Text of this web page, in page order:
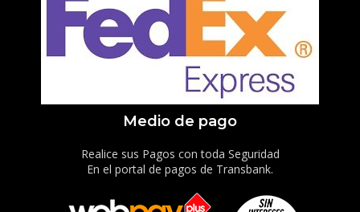
Medio de pago
Realice sus Pagos con toda Seguridad
En el portal de pagos de Transbank.